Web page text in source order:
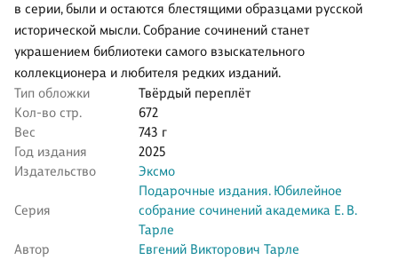
в серии, были и остаются блестящими образцами русской
исторической мысли. Собрание сочинений станет
украшением библиотеки самого взыскательного
коллекционера и любителя редких изданий.
Тип обложки
Твёрдый переплёт
Кол-во стр.
672
Вес
743 г
Год издания
2025
Издательство
Эксмо
Серия
Подарочные издания. Юбилейное
собрание сочинений академика Е. В.
Тарле
Автор
Евгений Викторович Тарле